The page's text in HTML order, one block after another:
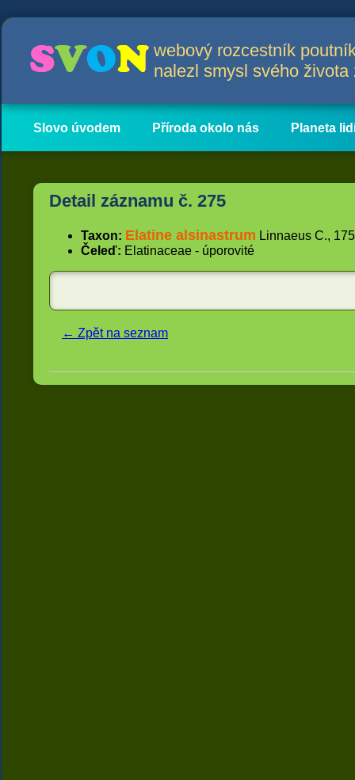
webový rozcestník
nalezl smysl svého
Slovo úvodem Příroda okolo nás Planeta
Hlavní obsah
Články
Detail záznamu č. 275
Taxon: Elatine alsinastrum Linnaeus C.,
Čeleď: Elatinaceae - úporovité
← Zpět na seznam